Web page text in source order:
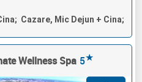
Cazare, Mic Dejun + Cina;
Wellness Spa 5★